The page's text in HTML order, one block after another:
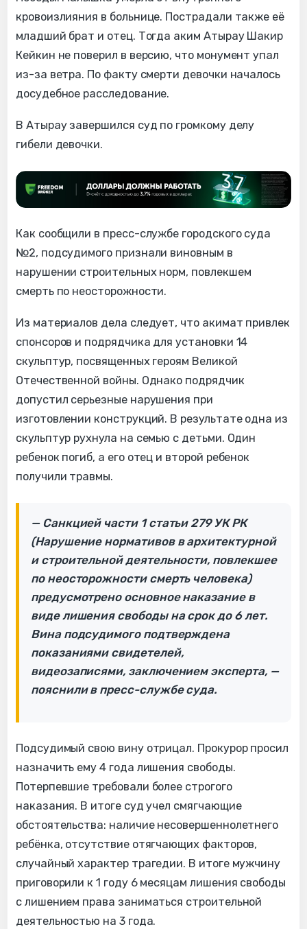
кровоизлияния в больнице. Пострадали также её
младший брат и отец. Тогда аким Атырау Шакир
Кейкин не поверил в версию, что монумент упал
из-за ветра. По факту смерти девочки началось
досудебное расследование.
В Атырау завершился суд по громкому делу
гибели девочки.
Как сообщили в пресс-службе городского суда
№2, подсудимого признали виновным в
нарушении строительных норм, повлекшем
смерть по неосторожности.
Из материалов дела следует, что акимат привлек
спонсоров и подрядчика для установки 14
скульптур, посвященных героям Великой
Отечественной войны. Однако подрядчик
допустил серьезные нарушения при
изготовлении конструкций. В результате одна из
скульптур рухнула на семью с детьми. Один
ребенок погиб, а его отец и второй ребенок
получили травмы.
— Санкцией части 1 статьи 279 УК РК
(Нарушение нормативов в архитектурной
и строительной деятельности, повлекшее
по неосторожности смерть человека)
предусмотрено основное наказание в
виде лишения свободы на срок до 6 лет.
Вина подсудимого подтверждена
показаниями свидетелей,
видеозаписями, заключением эксперта, —
пояснили в пресс-службе суда.
Подсудимый свою вину отрицал. Прокурор просил
назначить ему 4 года лишения свободы.
Потерпевшие требовали более строгого
наказания. В итоге суд учел смягчающие
обстоятельства: наличие несовершеннолетнего
ребёнка, отсутствие отягчающих факторов,
случайный характер трагедии. В итоге мужчину
приговорили к 1 году 6 месяцам лишения свободы
с лишением права заниматься строительной
деятельностью на 3 года.